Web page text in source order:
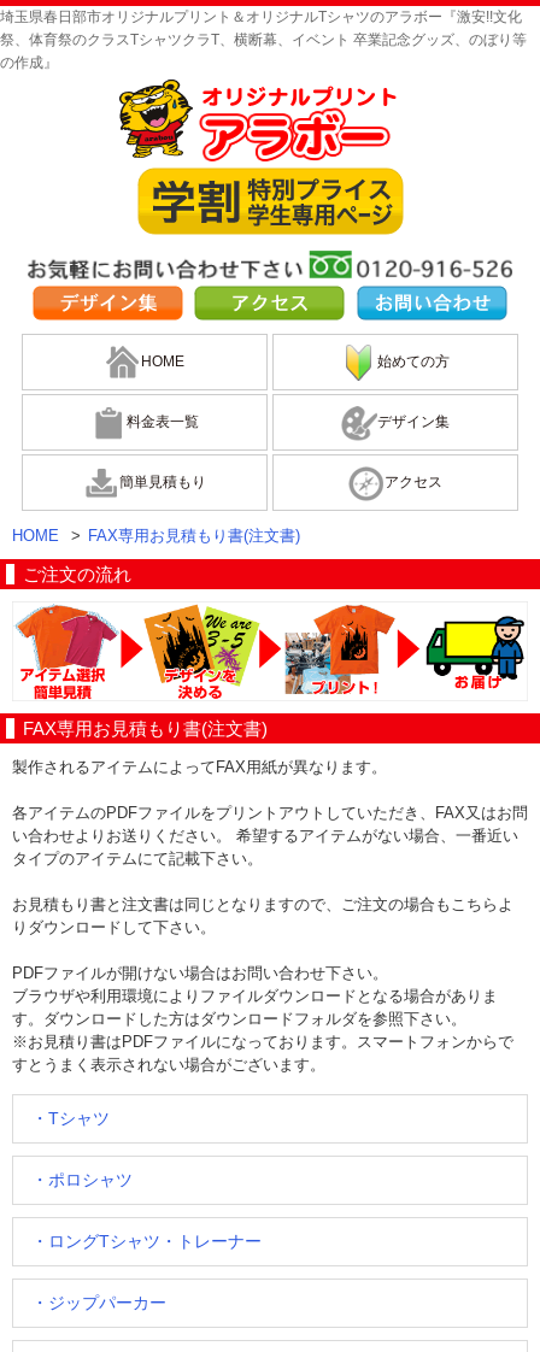
埼玉県春日部市オリジナルプリント＆オリジナルTシャツのアラボー『激安!!文化
祭、体育祭のクラスTシャツクラT、横断幕、イベント 卒業記念グッズ、のぼり等
の作成』
HOME 始めての方
料金表一覧 デザイン集
簡単見積もり アクセス
HOME > FAX専用お見積もり書(注文書)
ご注文の流れ
FAX専用お見積もり書(注文書)
製作されるアイテムによってFAX用紙が異なります。
各アイテムのPDFファイルをプリントアウトしていただき、FAX又はお問
い合わせよりお送りください。 希望するアイテムがない場合、一番近い
タイプのアイテムにて記載下さい。
お見積もり書と注文書は同じとなりますので、ご注文の場合もこちらよ
りダウンロードして下さい。
PDFファイルが開けない場合はお問い合わせ下さい。
ブラウザや利用環境によりファイルダウンロードとなる場合がありま
す。ダウンロードした方はダウンロードフォルダを参照下さい。
※お見積り書はPDFファイルになっております。スマートフォンからで
すとうまく表示されない場合がございます。
・Tシャツ
・ポロシャツ
・ロングTシャツ・トレーナー
・ジップパーカー